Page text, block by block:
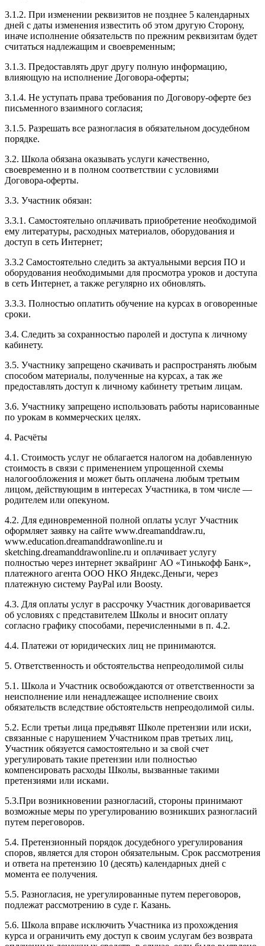
3.1.2. При изменении реквизитов не позднее 5 календарных
дней с даты изменения известить об этом другую Сторону,
иначе исполнение обязательств по прежним реквизитам будет
считаться надлежащим и своевременным;
3.1.3. Предоставлять друг другу полную информацию,
влияющую на исполнение Договора-оферты;
3.1.4. Не уступать права требования по Договору-оферте без
письменного взаимного согласия;
3.1.5. Разрешать все разногласия в обязательном досудебном
порядке.
3.2. Школа обязана оказывать услуги качественно,
своевременно и в полном соответствии с условиями
Договора-оферты.
3.3. Участник обязан:
3.3.1. Cамостоятельно оплачивать приобретение необходимой
ему литературы, расходных материалов, оборудования и
доступ в сеть Интернет;
3.3.2 Самостоятельно следить за актуальными версия ПО и
оборудования необходимыми для просмотра уроков и доступа
в сеть Интернет, а также регулярно их обновлять.
3.3.3. Полностью оплатить обучение на курсах в оговоренные
сроки.
3.4. Следить за сохранностью паролей и доступа к личному
кабинету.
3.5. Участнику запрещено скачивать и распространять любым
способом материалы, полученные на курсах, а так же
предоставлять доступ к личному кабинету третьим лицам.
3.6. Участнику запрещено использовать работы нарисованные
по урокам в коммерческих целях.
4. Расчёты
4.1. Cтоимость услуг не облагается налогом на добавленную
стоимость в связи с применением упрощенной схемы
налогообложения и может быть оплачена любым третьим
лицом, действующим в интересах Участника, в том числе —
родителем или опекуном.
4.2. Для единовременной полной оплаты услуг Участник
оформляет заявку на сайте www.dreamanddraw.ru,
www.education.dreamanddrawonline.ru и
sketching.dreamanddrawonline.ru и оплачивает услугу
полностью через интернет эквайринг АО «Тинькофф Банк»,
платежного агента ООО НКО Яндекс.Деньги, через
платежную систему PayPal или Boosty.
4.3. Для оплаты услуг в рассрочку Участник договаривается
об условиях с представителем Школы и вносит оплату
согласно графику способами, перечисленными в п. 4.2.
4.4. Платежи от юридических лиц не принимаются.
5. Ответственность и обстоятельства непреодолимой силы
5.1. Школа и Участник освобождаются от ответственности за
неисполнение или ненадлежащее исполнение своих
обязательств вследствие обстоятельств непреодолимой силы.
5.2. Если третьи лица предъявят Школе претензии или иски,
связанные с нарушением Участником прав третьих лиц,
Участник обязуется самостоятельно и за свой счет
урегулировать такие претензии или полностью
компенсировать расходы Школы, вызванные такими
претензиями или исками.
5.3.При возникновении разногласий, стороны принимают
возможные меры по урегулированию возникших разногласий
путем переговоров.
5.4. Претензионный порядок досудебного урегулирования
споров, является для сторон обязательным. Срок рассмотрения
и ответа на претензию 10 (десять) календарных дней с
момента ее получения.
5.5. Разногласия, не урегулированные путем переговоров,
подлежат рассмотрению в суде г. Казань.
5.6. Школа вправе исключить Участника из прохождения
курса и ограничить ему доступ к своим услугам без возврата